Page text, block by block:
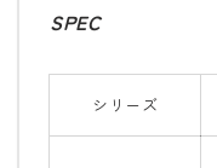
SPEC
シリーズ